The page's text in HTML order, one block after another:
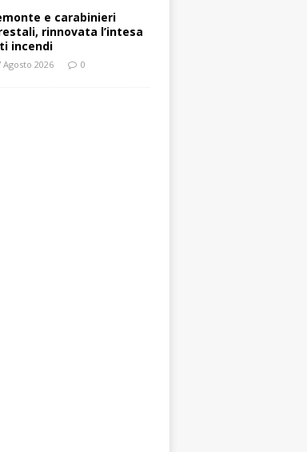
e carabinieri
rinnovata l’intesa
incendi
Agosto 2026 0